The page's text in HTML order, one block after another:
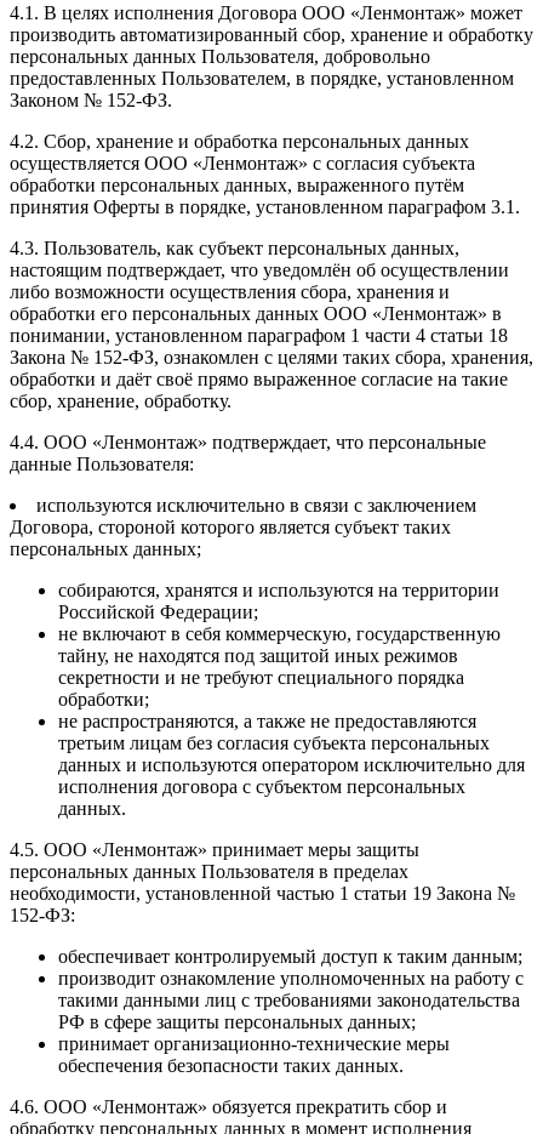
4.1. В целях исполнения Договора ООО «Ленмонтаж» может
производить автоматизированный сбор, хранение и обработку
персональных данных Пользователя, добровольно
предоставленных Пользователем, в порядке, установленном
Законом № 152-ФЗ.
4.2. Сбор, хранение и обработка персональных данных
осуществляется ООО «Ленмонтаж» с согласия субъекта
обработки персональных данных, выраженного путём
принятия Оферты в порядке, установленном параграфом 3.1.
4.3. Пользователь, как субъект персональных данных,
настоящим подтверждает, что уведомлён об осуществлении
либо возможности осуществления сбора, хранения и
обработки его персональных данных ООО «Ленмонтаж» в
понимании, установленном параграфом 1 части 4 статьи 18
Закона № 152-ФЗ, ознакомлен с целями таких сбора, хранения,
обработки и даёт своё прямо выраженное согласие на такие
сбор, хранение, обработку.
4.4. ООО «Ленмонтаж» подтверждает, что персональные
данные Пользователя:
используются исключительно в связи с заключением
Договора, стороной которого является субъект таких
персональных данных;
собираются, хранятся и используются на территории
Российской Федерации;
не включают в себя коммерческую, государственную
тайну, не находятся под защитой иных режимов
секретности и не требуют специального порядка
обработки;
не распространяются, а также не предоставляются
третьим лицам без согласия субъекта персональных
данных и используются оператором исключительно для
исполнения договора с субъектом персональных
данных.
4.5. ООО «Ленмонтаж» принимает меры защиты
персональных данных Пользователя в пределах
необходимости, установленной частью 1 статьи 19 Закона №
152-ФЗ:
обеспечивает контролируемый доступ к таким данным;
производит ознакомление уполномоченных на работу с
такими данными лиц с требованиями законодательства
РФ в сфере защиты персональных данных;
принимает организационно-технические меры
обеспечения безопасности таких данных.
4.6. ООО «Ленмонтаж» обязуется прекратить сбор и
обработку персональных данных в момент исполнения